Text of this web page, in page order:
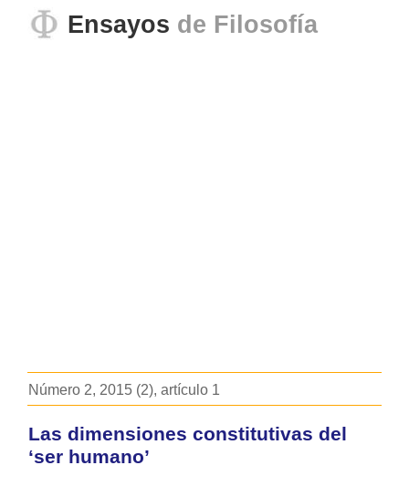
Ensayos de Filosofía
Número 2, 2015 (2), artículo 1
Las dimensiones constitutivas del
‘ser humano’